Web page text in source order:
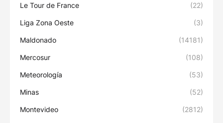
Le Tour de France (22)
Liga Zona Oeste (3)
Maldonado (14181)
Mercosur (108)
Meteorología (53)
Minas (52)
Montevideo (2812)